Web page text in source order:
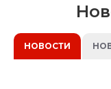
НОВОСТИ